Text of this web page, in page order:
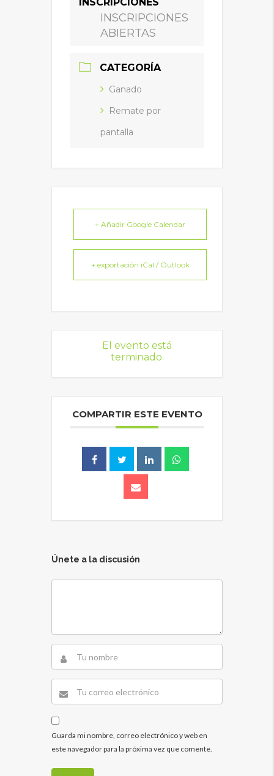
INSCRIPCIONES
ABIERTAS
CATEGORÍA
Ganado
Remate por
pantalla
+ Añadir Google Calendar
+ exportación iCal / Outlook
El evento está
terminado.
COMPARTIR ESTE EVENTO
Únete a la discusión
Guarda mi nombre, correo electrónico y web en
este navegador para la próxima vez que comente.